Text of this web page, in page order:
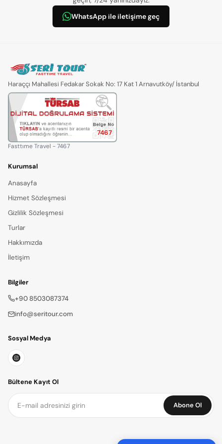
WhatsApp ile iletişime geç
Haraççı Mahallesi Fedakar Sokak No: 17 Kat 1 Arnavutköy/ İstanbul
7467
Fasttıme Travel - 7467
Kurumsal
Anasayfa
Hizmet Sözleşmesi
Gizlilik Sözleşmesi
Turlar
Hakkımızda
İletişim
Bilgiler
+90 8503087374
info@seritour.com
Sosyal Medya
Bültene Kayıt Ol
Abone Ol